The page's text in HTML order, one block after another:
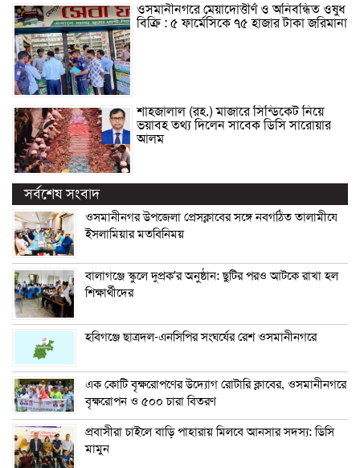
ওসমানীনগরে মেয়াদোত্তীর্ণ ও অনিবন্ধিত ওষুধ
বিক্রি : ৫ ফার্মেসিকে ৭৫ হাজার টাকা জরিমানা
শাহজালাল (রহ.) মাজারে সিন্ডিকেট নিয়ে
ভয়াবহ তথ্য দিলেন সাবেক ডিসি সারোয়ার
আলম
সর্বশেষ সংবাদ
ওসমানীনগর উপজেলা প্রেসক্লাবের সঙ্গে নবগঠিত তালামীযে
ইসলামিয়ার মতবিনিময়
বালাগঞ্জে স্কুলে দুপ্রক’র অনুষ্ঠান: ছুটির পরও আটকে রাখা হল
শিক্ষার্থীদের
হবিগঞ্জে ছাত্রদল-এনসিপির সংঘর্ষের রেশ ওসমানীনগরে
এক কোটি বৃক্ষরোপণের উদ্যোগ রোটারি ক্লাবের, ওসমানীনগরে
বৃক্ষরোপন ও ৫০০ চারা বিতরণ
প্রবাসীরা চাইলে বাড়ি পাহারায় মিলবে আনসার সদস্য: ডিসি
মামুন